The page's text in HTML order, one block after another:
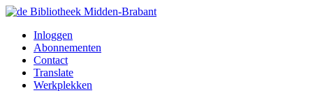
Inloggen
Abonnementen
Contact
Translate
Werkplekken